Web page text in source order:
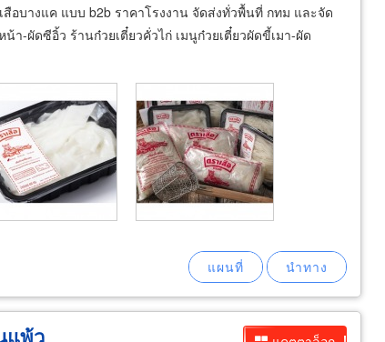
สือบางแค แบบ b2b ราคาโรงงาน จัดส่งทั่วพื้นที่ กทม และจัด
-ผัดซีอิ้ว ร้านก๋วยเตี๋ยวคั่วไก่ เมนูก๋วยเตี๋ยวผัดขี้เมา-ผัด
แพ้ว